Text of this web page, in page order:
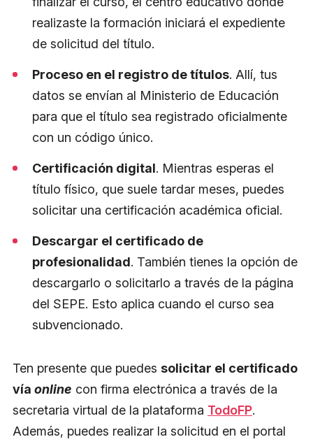
realizaste la formación iniciará el expediente
de solicitud del título.
Proceso en el registro de títulos. Allí, tus
datos se envían al Ministerio de Educación
para que el título sea registrado oficialmente
con un código único.
Certificación digital. Mientras esperas el
título físico, que suele tardar meses, puedes
solicitar una certificación académica oficial.
Descargar el certificado de
profesionalidad. También tienes la opción de
descargarlo o solicitarlo a través de la página
del SEPE. Esto aplica cuando el curso sea
subvencionado.
Ten presente que puedes solicitar el certificado
vía online con firma electrónica a través de la
secretaria virtual de la plataforma TodoFP.
Además, puedes realizar la solicitud en el portal